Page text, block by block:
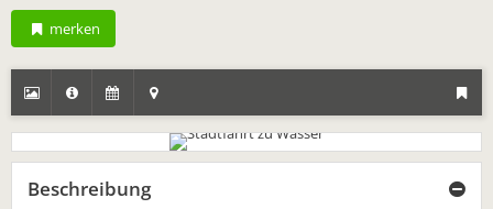
merken
Beschreibung